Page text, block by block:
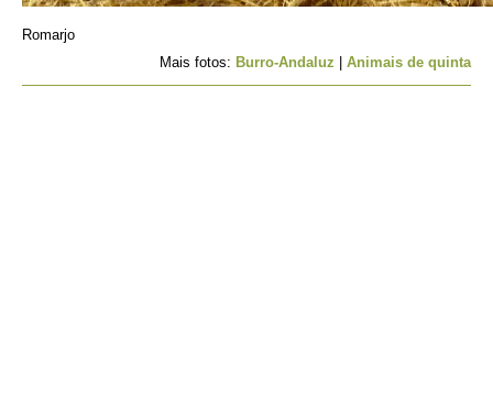
Romarjo
Mais fotos: Burro-Andaluz Animais de quinta